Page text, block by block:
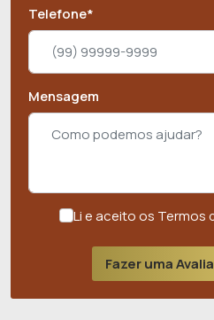
Telefone*
Mensagem
Li e aceito os Termos
Fazer uma